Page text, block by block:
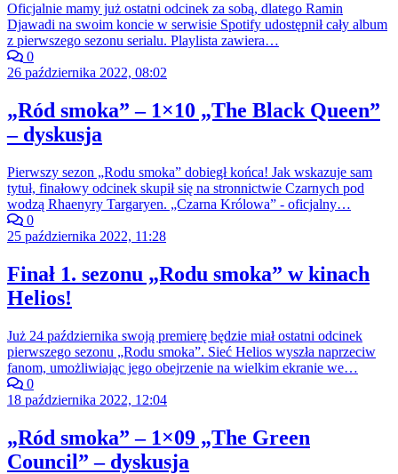
Oficjalnie mamy już ostatni odcinek za sobą, dlatego Ramin
Djawadi na swoim koncie w serwisie Spotify udostępnił cały album
z pierwszego sezonu serialu. Playlista zawiera…
0
26 października 2022, 08:02
„Ród smoka” – 1×10 „The Black Queen”
– dyskusja
Pierwszy sezon „Rodu smoka” dobiegł końca! Jak wskazuje sam
tytuł, finałowy odcinek skupił się na stronnictwie Czarnych pod
wodzą Rhaenyry Targaryen. „Czarna Królowa” - oficjalny…
0
25 października 2022, 11:28
Finał 1. sezonu „Rodu smoka” w kinach
Helios!
Już 24 października swoją premierę będzie miał ostatni odcinek
pierwszego sezonu „Rodu smoka”. Sieć Helios wyszła naprzeciw
fanom, umożliwiając jego obejrzenie na wielkim ekranie we…
0
18 października 2022, 12:04
„Ród smoka” – 1×09 „The Green
Council” – dyskusja